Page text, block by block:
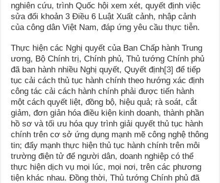
nghiên cứu, trình Quốc hội xem xét, quyết định việc
sửa đổi khoản 3 Điều 6 Luật Xuất cảnh, nhập cảnh
của công dân Việt Nam, đáp ứng yêu cầu thực tiễn.
Thực hiện các Nghị quyết của Ban Chấp hành Trung
ương, Bộ Chính trị, Chính phủ, Thủ tướng Chính phủ
đã ban hành nhiều Nghị quyết, Quyết định[3] để tiếp
tục cải cách thủ tục hành chính theo hướng xác định
công tác cải cách hành chính phải được tiến hành
một cách quyết liệt, đồng bộ, hiệu quả; rà soát, cắt
giảm, đơn giản hóa điều kiện kinh doanh, thành phần
hồ sơ và tối ưu hóa quy trình giải quyết thủ tục hành
chính trên cơ sở ứng dụng mạnh mẽ công nghệ thông
tin; đẩy mạnh thực hiện thủ tục hành chính trên môi
trường điện tử để người dân, doanh nghiệp có thể
thực hiện dịch vụ mọi lúc, mọi nơi, trên các phương
tiện khác nhau. Đồng thời, Thủ tướng Chính phủ đã